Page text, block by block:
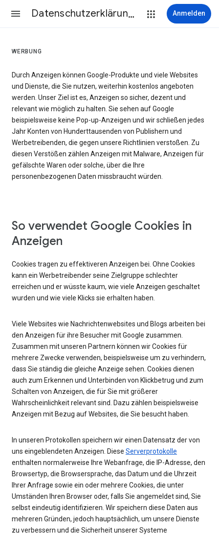
Datenschutzerklärung & Nutzungsbedingungen Anmelden
WERBUNG
Durch Anzeigen können Google-Produkte und viele Websites
und Dienste, die Sie nutzen, weiterhin kostenlos angeboten
werden. Unser Ziel ist es, Anzeigen so sicher, dezent und
relevant wie möglich zu halten. Sie sehen auf Google
beispielsweise keine Pop-up-Anzeigen und wir schließen jedes
Jahr Konten von Hunderttausenden von Publishern und
Werbetreibenden, die gegen unsere Richtlinien verstoßen. Zu
diesen Verstößen zählen Anzeigen mit Malware, Anzeigen für
gefälschte Waren oder solche, über die Ihre
personenbezogenen Daten missbraucht würden.
So verwendet Google Cookies in
Anzeigen
Cookies tragen zu effektiveren Anzeigen bei. Ohne Cookies
kann ein Werbetreibender seine Zielgruppe schlechter
erreichen und er wüsste kaum, wie viele Anzeigen geschaltet
wurden und wie viele Klicks sie erhalten haben.
Viele Websites wie Nachrichtenwebsites und Blogs arbeiten bei
den Anzeigen für ihre Besucher mit Google zusammen.
Zusammen mit unseren Partnern können wir Cookies für
mehrere Zwecke verwenden, beispielsweise um zu verhindern,
dass Sie ständig die gleiche Anzeige sehen. Cookies dienen
auch zum Erkennen und Unterbinden von Klickbetrug und zum
Schalten von Anzeigen, die für Sie mit größerer
Wahrscheinlichkeit relevant sind. Dazu zählen beispielsweise
Anzeigen mit Bezug auf Websites, die Sie besucht haben.
In unseren Protokollen speichern wir einen Datensatz der von
uns eingeblendeten Anzeigen. Diese Serverprotokolle
enthalten normalerweise Ihre Webanfrage, die IP-Adresse, den
Browsertyp, die Browsersprache, das Datum und die Uhrzeit
Ihrer Anfrage sowie ein oder mehrere Cookies, die unter
Umständen Ihren Browser oder, falls Sie angemeldet sind, Sie
selbst eindeutig identifizieren. Wir speichern diese Daten aus
mehreren Gründen, jedoch hauptsächlich, um unsere Dienste
zu verbessern und die Sicherheit unserer Systeme